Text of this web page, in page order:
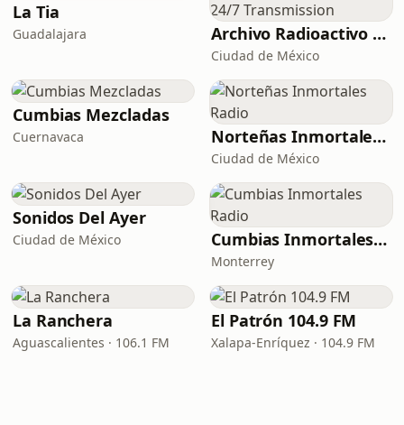
La Tia
Guadalajara Archivo Radioactivo 98.5 24/7 Transmission
Ciudad de México
Cumbias Mezcladas
Cuernavaca Norteñas Inmortales Radio
Ciudad de México
Sonidos Del Ayer
Ciudad de México Cumbias Inmortales Radio
Monterrey
La Ranchera
Aguascalientes · 106.1 FM
El Patrón 104.9 FM
Xalapa-Enríquez · 104.9 FM